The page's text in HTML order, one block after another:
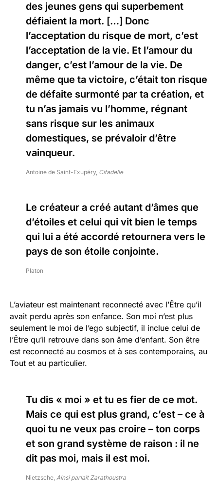
des jeunes gens qui superbement
défiaient la mort. […] Donc
l’acceptation du risque de mort, c’est
l’acceptation de la vie. Et l’amour du
danger, c’est l’amour de la vie. De
même que ta victoire, c’était ton risque
de défaite surmonté par ta création, et
tu n’as jamais vu l’homme, régnant
sans risque sur les animaux
domestiques, se prévaloir d’être
vainqueur.
Antoine de Saint-Exupéry, Citadelle
Le créateur a créé autant d’âmes que
d’étoiles et celui qui vit bien le temps
qui lui a été accordé retournera vers le
pays de son étoile conjointe.
Platon
L’aviateur est maintenant reconnecté avec l’Être qu’il
avait perdu après son enfance. Son moi n’est plus
seulement le moi de l’ego subjectif, il inclue celui de
l’Être qu’il retrouve dans son âme d’enfant. Son être
est reconnecté au cosmos et à ses contemporains, au
Tout et au particulier.
Tu dis « moi » et tu es fier de ce mot.
Mais ce qui est plus grand, c’est – ce à
quoi tu ne veux pas croire – ton corps
et son grand système de raison : il ne
dit pas moi, mais il est moi.
Nietzsche, Ainsi parlait Zarathoustra